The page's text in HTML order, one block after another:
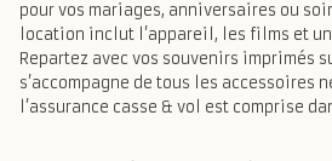
pour vos mariages, anniversaires ou
location inclut l’appareil, les films et
Repartez avec vos souvenirs imprimés
s’accompagne de tous les accessoires
l’assurance casse & vol est comprise